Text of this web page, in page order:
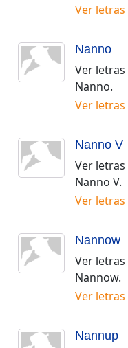
Ver
Nanno
Ver
Nanno.
Ver
Nanno V
Ver
Nanno V.
Ver
Nannow
Ver
Nannow.
Ver
Nannup